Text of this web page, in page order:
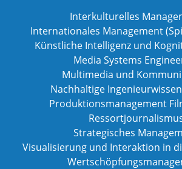
Interkulturelles
Internationales Management
Künstliche Intelligenz und
Media Systems
Multimedia und
Nachhaltige
Produktionsmanagement
Strategisches
Visualisierung und Interaktion in